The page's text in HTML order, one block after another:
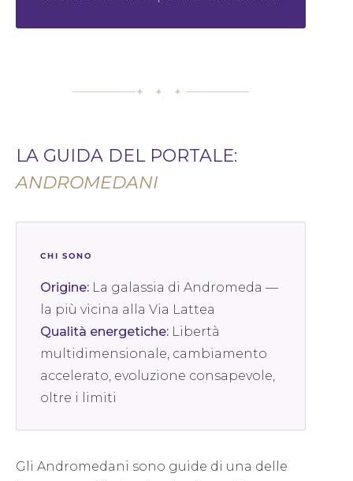
✦ ✦ ✦
LA GUIDA DEL PORTALE:
ANDROMEDANI
CHI SONO
Origine: La galassia di Andromeda —
la più vicina alla Via Lattea
Qualità energetiche: Libertà
multidimensionale, cambiamento
accelerato, evoluzione consapevole,
oltre i limiti
Gli Andromedani sono guide di una delle